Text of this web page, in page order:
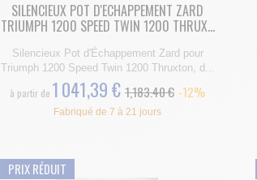
SILENCIEUX POT D'ECHAPPEMENT ZARD
TRIUMPH 1200 SPEED TWIN 1200 THRUX...
Silencieux Pot d'Échappement Zard pour
Triumph 1200 Speed Twin 1200 Thruxton, d...
à partir de 1 041,39 € 1,183.40 € -12%
Fabriqué de 7 à 21 jours
PRIX RÉDUIT